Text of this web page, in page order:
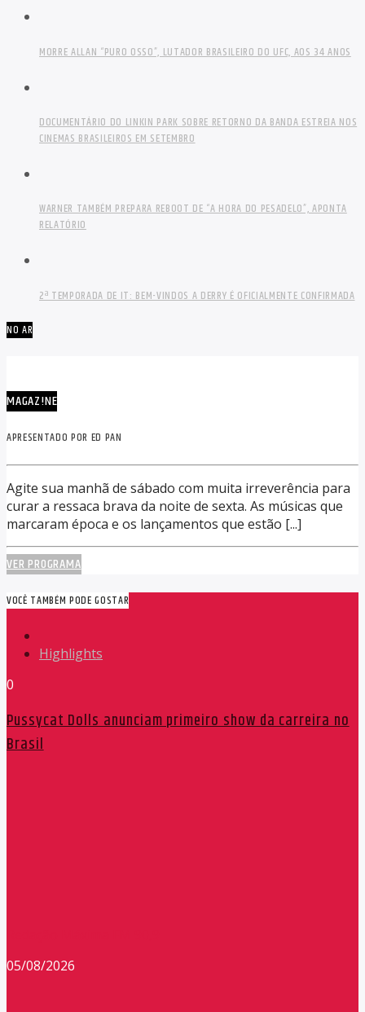
MORRE ALLAN “PURO OSSO”, LUTADOR BRASILEIRO DO UFC, AOS 34 ANOS
DOCUMENTÁRIO DO LINKIN PARK SOBRE RETORNO DA BANDA ESTREIA NOS
CINEMAS BRASILEIROS EM SETEMBRO
WARNER TAMBÉM PREPARA REBOOT DE “A HORA DO PESADELO”, APONTA
RELATÓRIO
2ª TEMPORADA DE IT: BEM-VINDOS A DERRY É OFICIALMENTE CONFIRMADA
NO AR
MAGAZ!NE
APRESENTADO POR ED PAN
Agite sua manhã de sábado com muita irreverência para
curar a ressaca brava da noite de sexta. As músicas que
marcaram época e os lançamentos que estão [...]
VER PROGRAMA
VOCÊ TAMBÉM PODE GOSTAR
Highlights
0
Pussycat Dolls anunciam primeiro show da carreira no
Brasil
05/08/2026